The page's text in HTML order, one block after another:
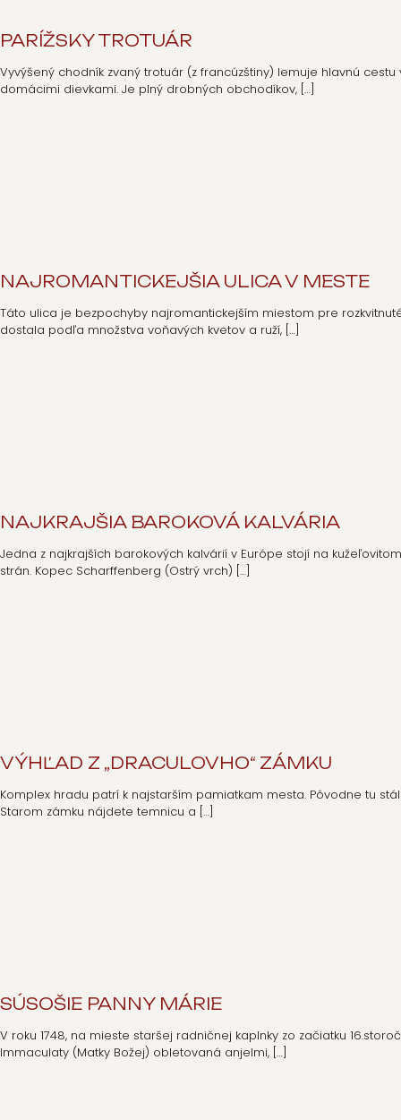
PARÍŽSKY TROTUÁR
Vyvýšený chodník zvaný trotuár (z francúzštiny) lemuje hlavnú
domácimi dievkami. Je plný drobných obchodíkov, […]
NAJROMANTICKEJŠIA ULICA V MESTE
Táto ulica je bezpochyby najromantickejším miestom pre
dostala podľa množstva voňavých kvetov a ruží, […]
NAJKRAJŠIA BAROKOVÁ KALVÁRIA
Jedna z najkrajších barokových kalvárií v Európe stojí na
strán. Kopec Scharffenberg (Ostrý vrch) […]
VÝHĽAD Z „DRACULOVHO“ ZÁMKU
Komplex hradu patrí k najstarším pamiatkam mesta. Pôvodne tu
Starom zámku nájdete temnicu a […]
SÚSOŠIE PANNY MÁRIE
V roku 1748, na mieste staršej radničnej kaplnky zo začiatku
Immaculaty (Matky Božej) obletovaná anjelmi, […]